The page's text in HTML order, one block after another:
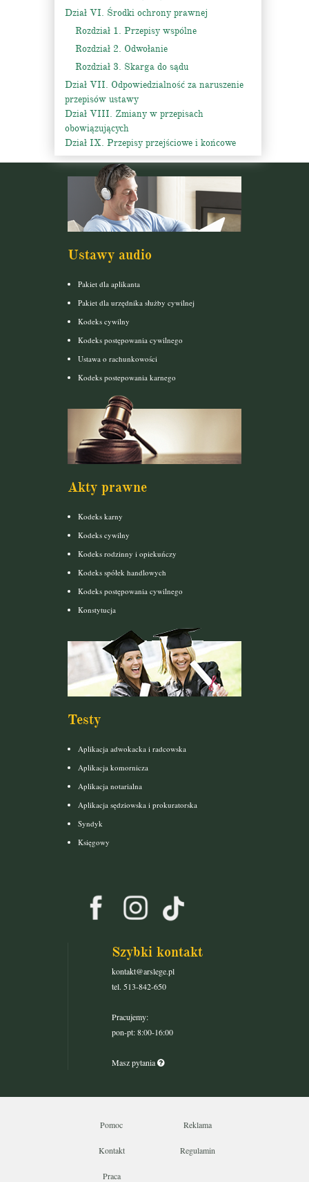
Dział VI. Środki ochrony prawnej
Rozdział 1. Przepisy wspólne
Rozdział 2. Odwołanie
Rozdział 3. Skarga do sądu
Dział VII. Odpowiedzialność za naruszenie
przepisów ustawy
Dział VIII. Zmiany w przepisach
obowiązujących
Dział IX. Przepisy przejściowe i końcowe
Ustawy audio
Pakiet dla aplikanta
Pakiet dla urzędnika służby cywilnej
Kodeks cywilny
Kodeks postępowania cywilnego
Ustawa o rachunkowości
Kodeks postepowania karnego
Akty prawne
Kodeks karny
Kodeks cywilny
Kodeks rodzinny i opiekuńczy
Kodeks spółek handlowych
Kodeks postępowania cywilnego
Konstytucja
Testy
Aplikacja adwokacka i radcowska
Aplikacja komornicza
Aplikacja notarialna
Aplikacja sędziowska i prokuratorska
Syndyk
Księgowy
Szybki kontakt
kontakt@arslege.pl
tel. 513-842-650
Pracujemy:
pon-pt: 8:00-16:00
Masz pytania
Pomoc Reklama
Kontakt Regulamin
Praca